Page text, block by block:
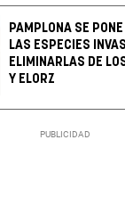
PAMPLONA SE
LAS ESPECIES
ELIMINARLAS DE
Y ELORZ